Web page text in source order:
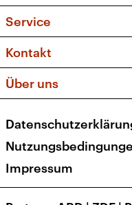
Sendungen
Musikliste
Kakadu – Das
Frequenzen
Service
FAQ
Apps
Newsletter
Kontakt
Social Media
Über uns
Presse
Karriere
Transparenz
Impressum